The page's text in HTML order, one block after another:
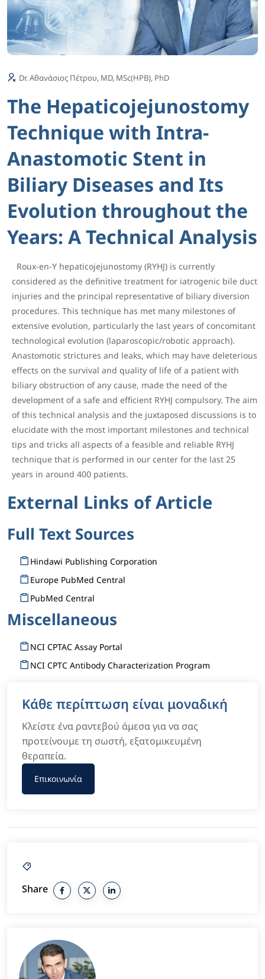
Dr. Αθανάσιος Πέτρου, MD, MSc(HPB), PhD
The Hepaticojejunostomy
Technique with Intra-
Anastomotic Stent in
Biliary Diseases and Its
Evolution throughout the
Years: A Technical Analysis
Roux-en-Y hepaticojejunostomy (RYHJ) is currently
considered as the definitive treatment for iatrogenic bile duct
injuries and the principal representative of biliary diversion
procedures. This technique has met many milestones of
extensive evolution, particularly the last years of concomitant
technological evolution (laparoscopic/robotic approach).
Anastomotic strictures and leaks, which may have deleterious
effects on the survival and quality of life of a patient with
biliary obstruction of any cause, made the need of the
development of a safe and efficient RYHJ compulsory. The aim
of this technical analysis and the juxtaposed discussions is to
elucidate with the most important milestones and technical
tips and tricks all aspects of a feasible and reliable RYHJ
technique that is performed in our center for the last 25
years in around 400 patients.
External Links of Article
Full Text Sources
Hindawi Publishing Corporation
Europe PubMed Central
PubMed Central
Miscellaneous
NCI CPTAC Assay Portal
NCI CPTC Antibody Characterization Program
Κάθε περίπτωση είναι μοναδική
Κλείστε ένα ραντεβού άμεσα για να σας
προτείνουμε τη σωστή, εξατομικευμένη
θεραπεία.
Επικοινωνία
Share